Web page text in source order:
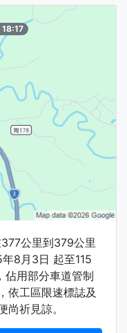
公里到379公里
8月3日 起至115
佔用部分車道管制
依工區限速標誌及
祈見諒。